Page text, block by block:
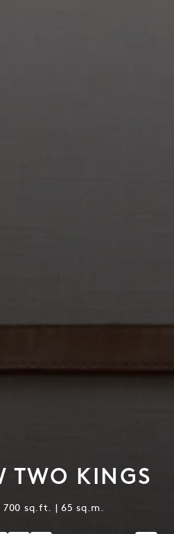
TWO KINGS
700 sq.ft. | 65 sq.m.